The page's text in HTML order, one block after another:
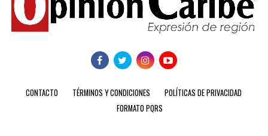
CONTACTO TÉRMINOS Y CONDICIONES
POLÍTICAS DE PRIVACIDAD
FORMATO PQRS